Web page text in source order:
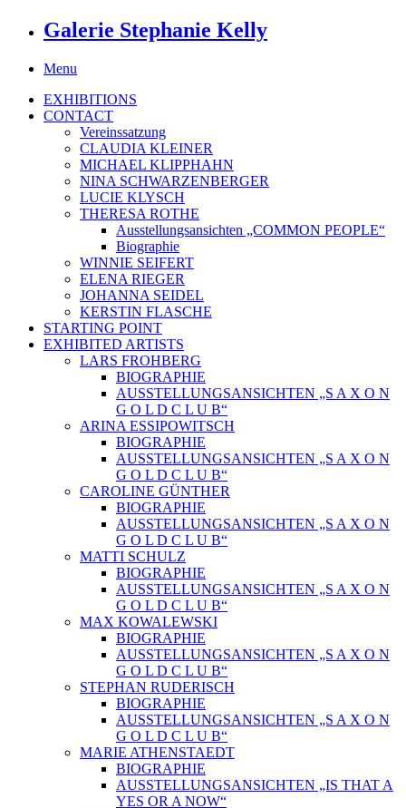
Galerie Stephanie Kelly
Menu
EXHIBITIONS
CONTACT
Vereinssatzung
CLAUDIA KLEINER
MICHAEL KLIPPHAHN
NINA SCHWARZENBERGER
LUCIE KLYSCH
THERESA ROTHE
Ausstellungsansichten „COMMON PEOPLE“
Biographie
WINNIE SEIFERT
ELENA RIEGER
JOHANNA SEIDEL
KERSTIN FLASCHE
STARTING POINT
EXHIBITED ARTISTS
LARS FROHBERG
BIOGRAPHIE
AUSSTELLUNGSANSICHTEN „S A X O N
G O L D C L U B“
ARINA ESSIPOWITSCH
BIOGRAPHIE
AUSSTELLUNGSANSICHTEN „S A X O N
G O L D C L U B“
CAROLINE GÜNTHER
BIOGRAPHIE
AUSSTELLUNGSANSICHTEN „S A X O N
G O L D C L U B“
MATTI SCHULZ
BIOGRAPHIE
AUSSTELLUNGSANSICHTEN „S A X O N
G O L D C L U B“
MAX KOWALEWSKI
BIOGRAPHIE
AUSSTELLUNGSANSICHTEN „S A X O N
G O L D C L U B“
STEPHAN RUDERISCH
BIOGRAPHIE
AUSSTELLUNGSANSICHTEN „S A X O N
G O L D C L U B“
MARIE ATHENSTAEDT
BIOGRAPHIE
AUSSTELLUNGSANSICHTEN „IS THAT A
YES OR A NOW“